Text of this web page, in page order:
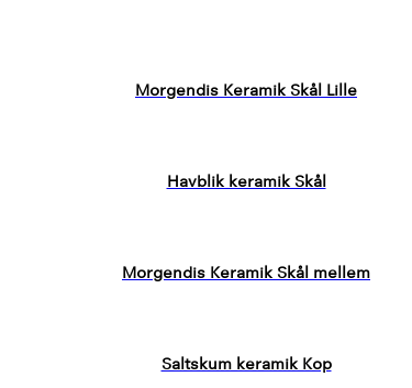
Morgendis Keramik Skål Lille
Havblik keramik Skål
Morgendis Keramik Skål mellem
Saltskum keramik Kop